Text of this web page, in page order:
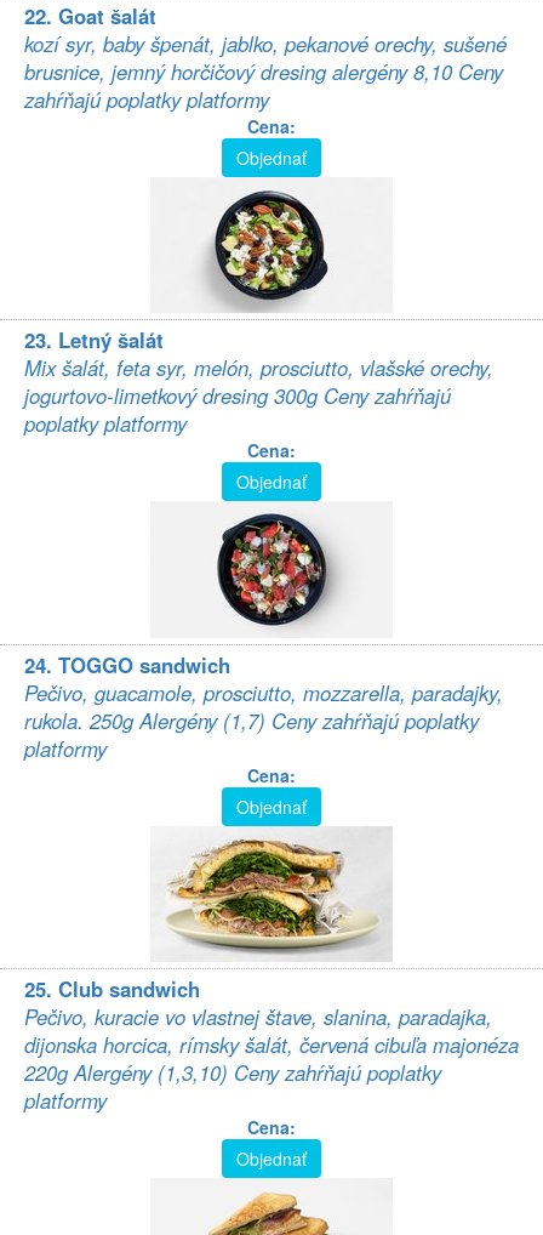
22. Goat šalát
kozí syr, baby špenát, jablko, pekanové orechy, sušené
brusnice, jemný horčičový dresing alergény 8,10 Ceny
zahŕňajú poplatky platformy
Cena:
Objednať
23. Letný šalát
Mix šalát, feta syr, melón, prosciutto, vlašské orechy,
jogurtovo-limetkový dresing 300g Ceny zahŕňajú
poplatky platformy
Cena:
Objednať
24. TOGGO sandwich
Pečivo, guacamole, prosciutto, mozzarella, paradajky,
rukola. 250g Alergény (1,7) Ceny zahŕňajú poplatky
platformy
Cena:
Objednať
25. Club sandwich
Pečivo, kuracie vo vlastnej štave, slanina, paradajka,
dijonska horcica, rímsky šalát, červená cibuľa majonéza
220g Alergény (1,3,10) Ceny zahŕňajú poplatky
platformy
Cena:
Objednať